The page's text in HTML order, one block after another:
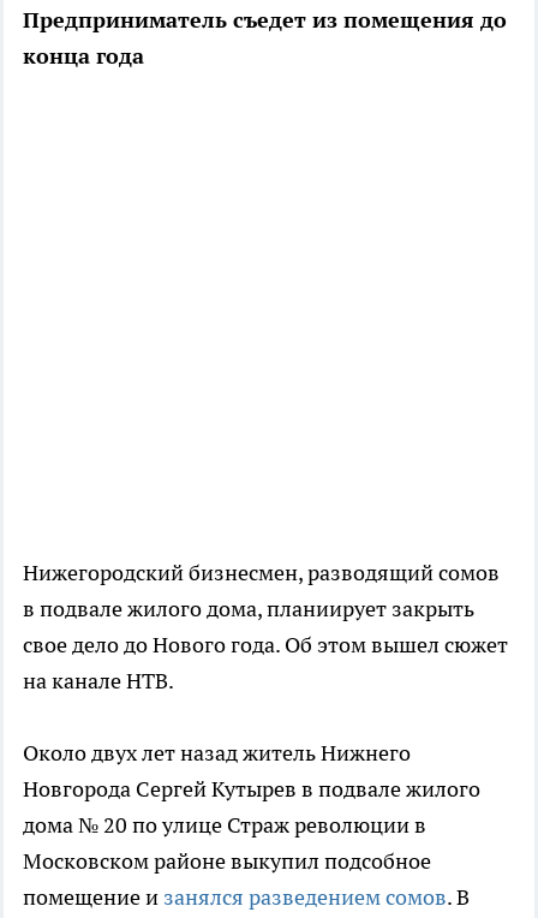
Предприниматель съедет из помещения до
конца года
Нижегородский бизнесмен, разводящий сомов
в подвале жилого дома, планиирует закрыть
свое дело до Нового года. Об этом вышел сюжет
на канале НТВ.
Около двух лет назад житель Нижнего
Новгорода Сергей Кутырев в подвале жилого
дома № 20 по улице Страж революции в
Московском районе выкупил подсобное
помещение и занялся разведением сомов. В